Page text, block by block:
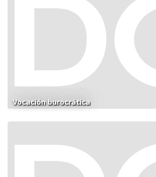
Vocación burocrática